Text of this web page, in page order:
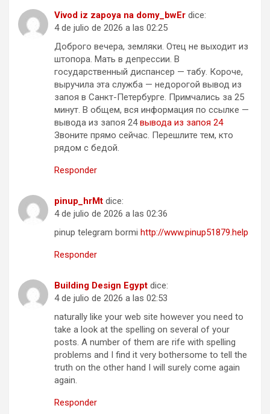
Vivod iz zapoya na domy_bwEr dice:
4 de julio de 2026 a las 02:25
Доброго вечера, земляки. Отец не выходит из
штопора. Мать в депрессии. В
государственный диспансер — табу. Короче,
выручила эта служба — недорогой вывод из
запоя в Санкт-Петербурге. Примчались за 25
минут. В общем, вся информация по ссылке —
вывода из запоя 24вывода из запоя 24
Звоните прямо сейчас. Перешлите тем, кто
рядом с бедой.
Responder
pinup_hrMt dice:
4 de julio de 2026 a las 02:36
pinup telegram bormi http://www.pinup51879.help
Responder
Building Design Egypt dice:
4 de julio de 2026 a las 02:53
naturally like your web site however you need to
take a look at the spelling on several of your
posts. A number of them are rife with spelling
problems and I find it very bothersome to tell the
truth on the other hand I will surely come again
again.
Responder